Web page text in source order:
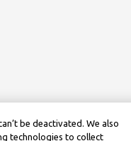
be deactivated. We also
technologies to collect